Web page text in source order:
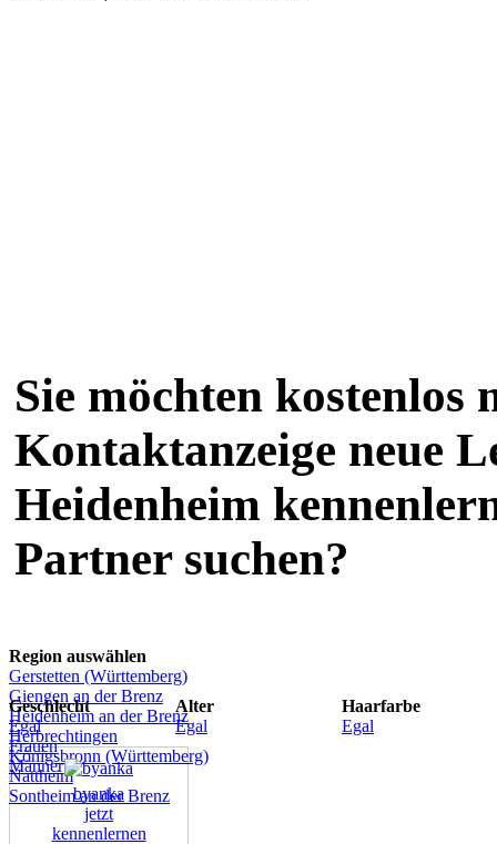
Sie möchten kostenlos
Kontaktanzeige neue
Heidenheim
Partner suchen?
Region auswählen
Gerstetten (Württemberg)
Giengen an der Brenz
Heidenheim an der Brenz
Herbrechtingen
Königsbronn (Württemberg)
Nattheim
Sontheim an der Brenz
Geschlecht
Egal
Frauen
Männer
Alter
Egal
Haarfarbe
Egal
byanka
jetzt
kennenlernen